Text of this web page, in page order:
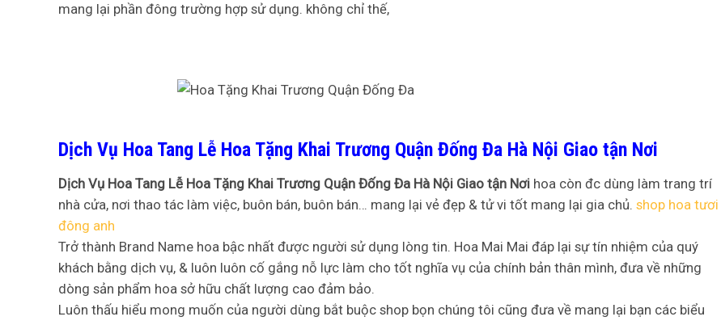
mang lại phần đông trường hợp sử dụng. không chỉ thế,
Dịch Vụ Hoa Tang Lễ Hoa Tặng Khai Trương Quận Đống Đa Hà Nội Giao tận Nơi
Dịch Vụ Hoa Tang Lễ Hoa Tặng Khai Trương Quận Đống Đa Hà Nội Giao tận Nơi hoa còn đc dùng làm trang trí
nhà cửa, nơi thao tác làm việc, buôn bán, buôn bán… mang lại vẻ đẹp & tử vi tốt mang lại gia chủ. shop hoa tươi
đông anh
Trở thành Brand Name hoa bậc nhất được người sử dụng lòng tin. Hoa Mai Mai đáp lại sự tín nhiệm của quý
khách bằng dịch vụ, & luôn luôn cố gắng nỗ lực làm cho tốt nghĩa vụ của chính bản thân mình, đưa về những
dòng sản phẩm hoa sở hữu chất lượng cao đảm bảo.
Luôn thấu hiểu mong muốn của người dùng bắt buộc shop bọn chúng tôi cũng đưa về mang lại bạn các biểu